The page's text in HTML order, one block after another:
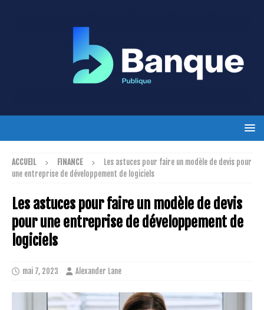
ACCUEIL FINANCE
Les astuces pour faire un modèle de devis pour
une entreprise de développement de logiciels
Les astuces pour faire un modèle de devis
pour une entreprise de développement de
logiciels
mai 7, 2023 Alexander Lane